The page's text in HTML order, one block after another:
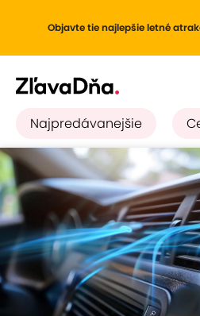
Objavte tie najlepšie letné
Najpredávanejšie